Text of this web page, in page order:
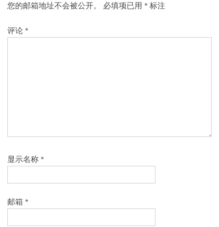
您的邮箱地址不会被公开。 必填项已用 * 标注
评论 *
显示名称 *
邮箱 *